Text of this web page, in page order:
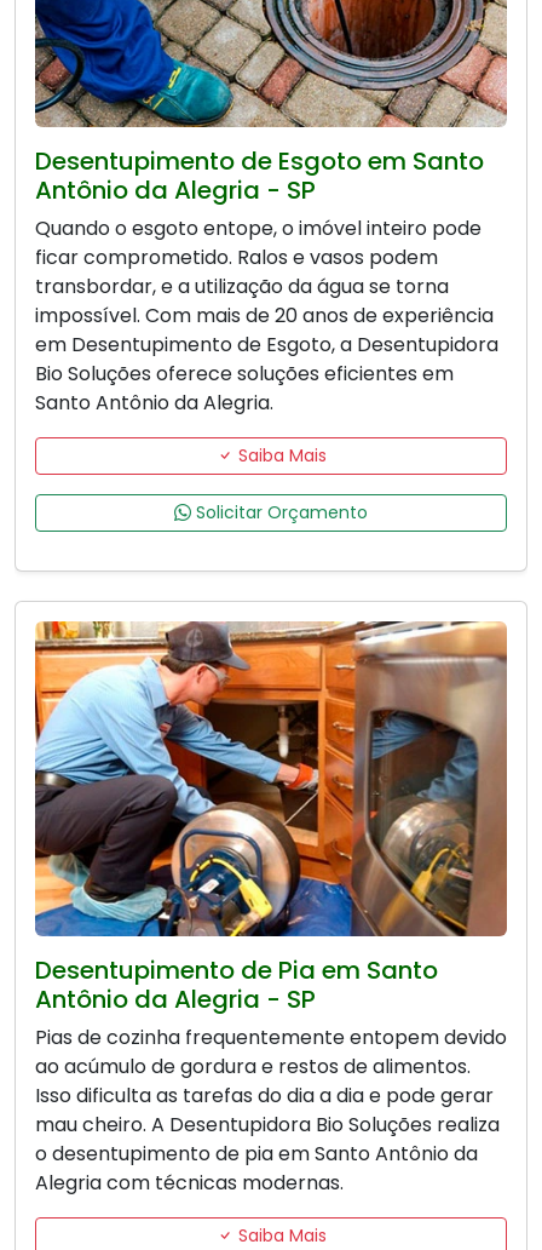
Desentupimento de Esgoto em Santo
Antônio da Alegria - SP
Quando o esgoto entope, o imóvel inteiro pode
ficar comprometido. Ralos e vasos podem
transbordar, e a utilização da água se torna
impossível. Com mais de 20 anos de experiência
em Desentupimento de Esgoto, a Desentupidora
Bio Soluções oferece soluções eficientes em
Santo Antônio da Alegria.
Saiba Mais
Solicitar Orçamento
Desentupimento de Pia em Santo
Antônio da Alegria - SP
Pias de cozinha frequentemente entopem devido
ao acúmulo de gordura e restos de alimentos.
Isso dificulta as tarefas do dia a dia e pode gerar
mau cheiro. A Desentupidora Bio Soluções realiza
o desentupimento de pia em Santo Antônio da
Alegria com técnicas modernas.
Saiba Mais